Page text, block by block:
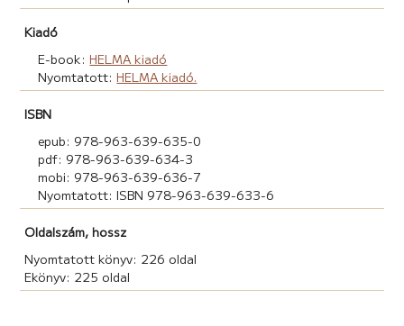
Kiadó
E-book: HELMA kiadó
Nyomtatott: HELMA kiadó.
ISBN
epub: 978-963-639-635-0
pdf: 978-963-639-634-3
mobi: 978-963-639-636-7
Nyomtatott: ISBN 978-963-639-633-6
Oldalszám, hossz
Nyomtatott könyv: 226 oldal
Ekönyv: 225 oldal